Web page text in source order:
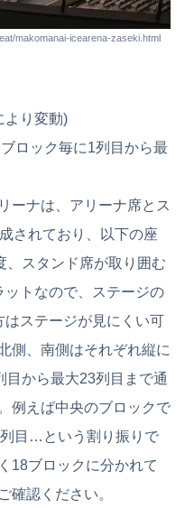
makomanai-icearena-zaseki.html
より変動)
ロック毎に1列目から最
ーナは、アリーナ席とス
されており、以下の座
、スタンド席が取り囲む
トなので、ステージの
ステージが見にくい可
側、南側はそれぞれ縦に
目から最大23列目まで通
例えば中央のブロックで
目…という割り振りで
18ブロックに分かれて
確認ください。